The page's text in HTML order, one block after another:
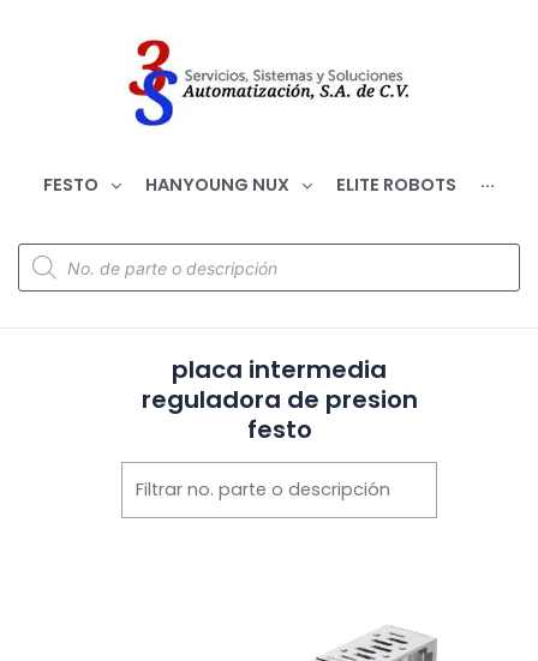
FESTO HANYOUNG NUX ELITE ROBOTS ···
placa intermedia
reguladora de presion
festo